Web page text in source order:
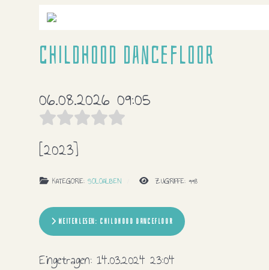
Childhood dancefloor
06.08.2026 09:05
[2023]
KATEGORIE: SOLOALBEN ZUGRIFFE: 998
WEITERLESEN: CHILDHOOD DANCEFLOOR
Eingetragen: 14.03.2024 23:04